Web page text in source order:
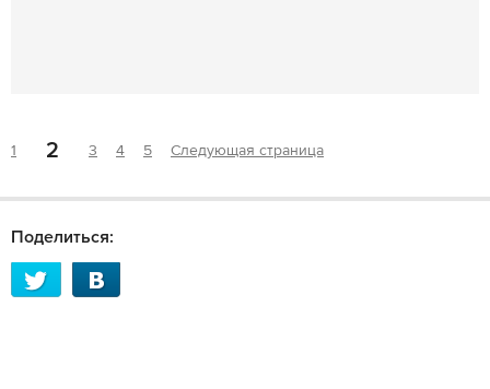
1 2 3 4 5 Следующая страница
Поделиться: